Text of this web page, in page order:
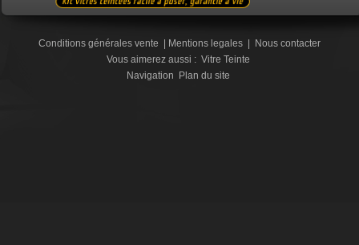
Conditions générales vente | Mentions legales | Nous contacter
Vous aimerez aussi : Vitre Teinte
Navigation Plan du site